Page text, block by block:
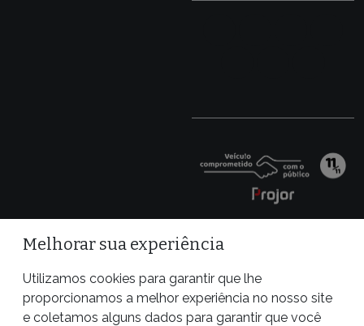
Melhorar sua experiência
Utilizamos cookies para garantir que lhe
proporcionamos a melhor experiência no nosso site
e coletamos alguns dados para garantir que você